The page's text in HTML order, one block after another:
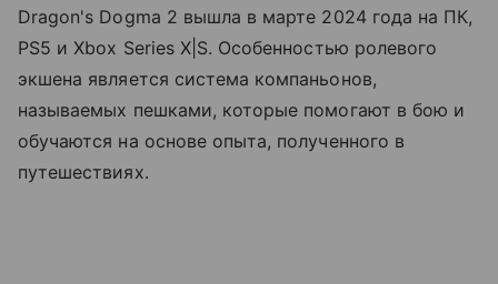
Dragon's Dogma 2 вышла в марте 2024 года на ПК,
PS5 и Xbox Series X|S. Особенностью ролевого
экшена является система компаньонов,
называемых пешками, которые помогают в бою и
обучаются на основе опыта, полученного в
путешествиях.